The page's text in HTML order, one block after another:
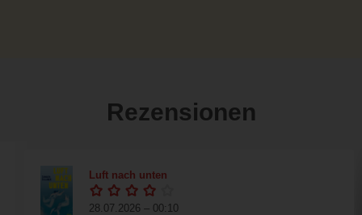
Rezensionen
Luft nach unten
28.07.2026 – 00:10